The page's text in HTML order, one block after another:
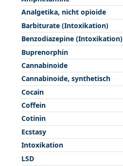
Analgetika, nicht opioide
Barbiturate (Intoxikation)
Benzodiazepine (Intoxikation)
Buprenorphin
Cannabinoide
Cannabinoide, synthetisch
Cocain
Coffein
Cotinin
Ecstasy
Intoxikation
LSD